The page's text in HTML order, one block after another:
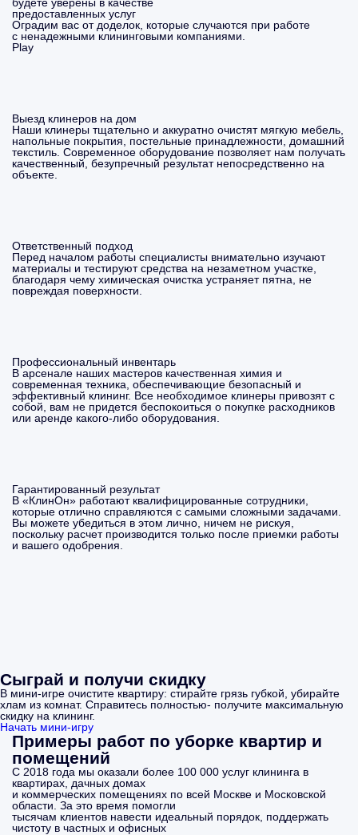
предоставленных услуг
Оградим вас от доделок, которые случаются при работе
с ненадежными клининговыми компаниями.
Play
Выезд клинеров на дом
Наши клинеры тщательно и аккуратно очистят мягкую мебель,
напольные покрытия, постельные принадлежности, домашний
текстиль. Современное оборудование позволяет нам получать
качественный, безупречный результат непосредственно на
объекте.
Ответственный подход
Перед началом работы специалисты внимательно изучают
материалы и тестируют средства на незаметном участке,
благодаря чему химическая очистка устраняет пятна, не
повреждая поверхности.
Профессиональный инвентарь
В арсенале наших мастеров качественная химия и
современная техника, обеспечивающие безопасный и
эффективный клининг. Все необходимое клинеры привозят с
собой, вам не придется беспокоиться о покупке расходников
или аренде какого-либо оборудования.
Гарантированный результат
В «КлинОн» работают квалифицированные сотрудники,
которые отлично справляются с самыми сложными задачами.
Вы можете убедиться в этом лично, ничем не рискуя,
поскольку расчет производится только после приемки работы
и вашего одобрения.
Сыграй и получи скидку
В мини-игре очистите квартиру: стирайте грязь губкой, убирайте
хлам из комнат. Справитесь полностью- получите максимальную
скидку на клининг.
Начать мини-игру
Примеры работ по уборке квартир и
помещений
С 2018 года мы оказали более 100 000 услуг клининга в
квартирах, дачных домах
и коммерческих помещениях по всей Москве и Московской
области. За это время помогли
тысячам клиентов навести идеальный порядок, поддержать
чистоту в частных и офисных